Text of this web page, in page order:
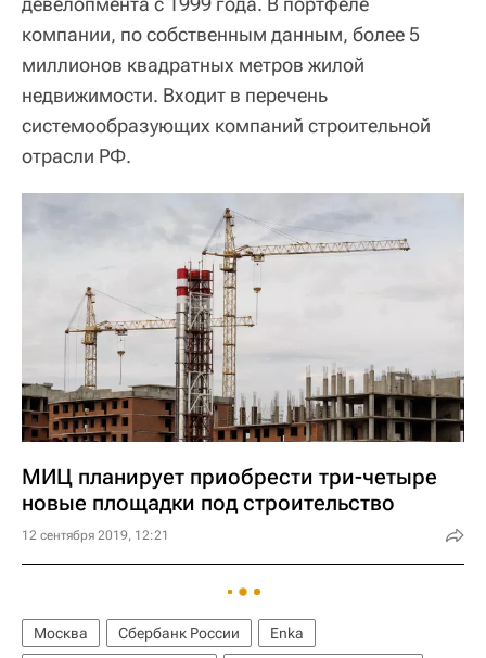
компании, по собственным данным, более 5
миллионов квадратных метров жилой
недвижимости. Входит в перечень
системообразующих компаний строительной
отрасли РФ.
МИЦ планирует приобрести три-четыре
новые площадки под строительство
12 сентября 2019, 12:21
Москва Сбербанк России
Enka